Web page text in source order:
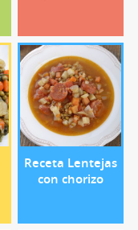
Receta Lentejas
con chorizo